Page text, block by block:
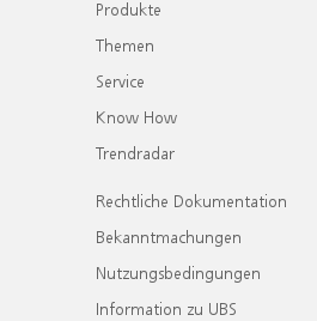
Produkte
Themen
Service
Know How
Trendradar
Rechtliche Dokumentation
Bekanntmachungen
Nutzungsbedingungen
Information zu UBS